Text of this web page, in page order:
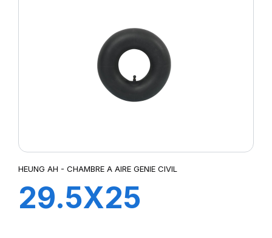
HEUNG AH - CHAMBRE A AIRE GENIE CIVIL
29.5X25